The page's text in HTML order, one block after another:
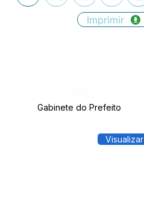
Imprimir
Gabinete do Prefeito
Visualizar